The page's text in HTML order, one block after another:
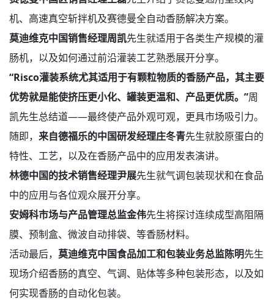
机、高速真空斩拌机及赛德曼全自动香肠解决方案。
莫迪维克中国销售经理周凯先生就适用于各类生产规模的灌
肠机，以及如何通过前沿灌装工艺熟悉展开分享。
“Risco灌装系统尤其适用于有颗粒物质的香肠产品，其主要
优势就是能使挤压更小化、罐装更温和、产品更优质。”周
凯先生总结道——最终使产品外观可观，更具市场吸引力。
随即， 来自德福乐的中国研发经理庄冬青先生就胶原蛋白的
特性、工艺，以及在香肠产品中的应用发表演讲。
林德中国的技术销售经理尹展先生就气调包装现状和在食品
中的应用与各位观众展开分享。
安姆科市场与产品管理总监金伟先生将探讨连续成型高阻隔
膜、预制盒、微波自动排袋、等香肠材料。
活动最后， 莫迪维克中国食品加工和包装业务总监陈明先生
现场介绍香肠的真空、气调、贴体等多种包装形态，以及如
何实现香肠的自动化包装。